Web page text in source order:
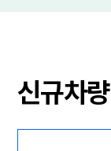
신규차량